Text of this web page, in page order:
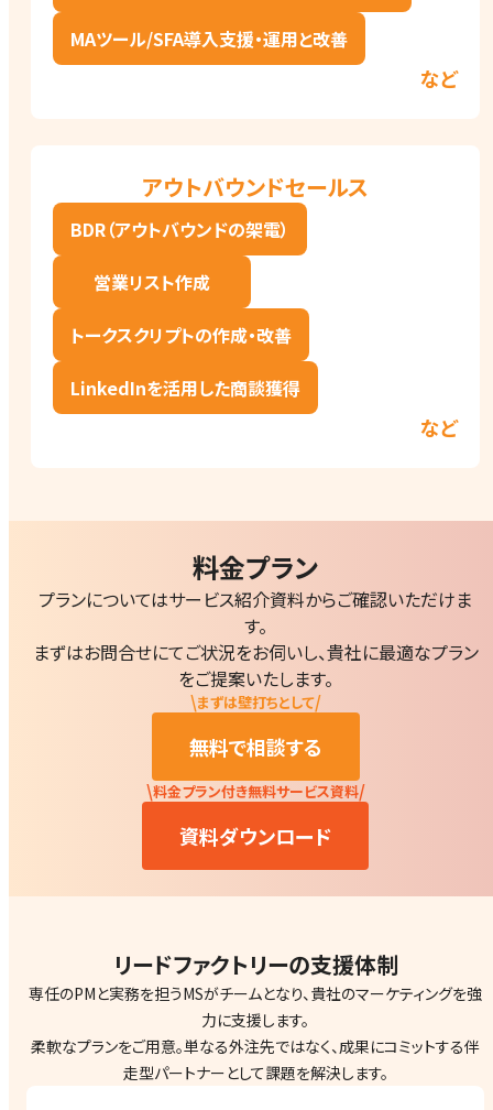
MAツール/SFA導入支援・運用と改善
など
アウトバウンドセールス
BDR（アウトバウンドの架電）
営業リスト作成
トークスクリプトの作成・改善
LinkedInを活用した商談獲得
など
料金プラン
プランについてはサービス紹介資料からご確認いただけま
す。
まずはお問合せにてご状況をお伺いし、貴社に最適なプラン
をご提案いたします。
\まずは壁打ちとして/
無料で相談する
\料金プラン付き無料サービス資料/
資料ダウンロード
リードファクトリーの支援体制
専任のPMと実務を担うMSがチームとなり、貴社のマーケティングを強
力に支援します。
柔軟なプランをご用意。単なる外注先ではなく、成果にコミットする伴
走型パートナーとして課題を解決します。